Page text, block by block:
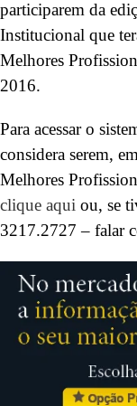
participarem da
Institucional que
Melhores
2016.
Para acessar o
considera serem,
Melhores
clique aqui ou, se
3217.2727 – falar